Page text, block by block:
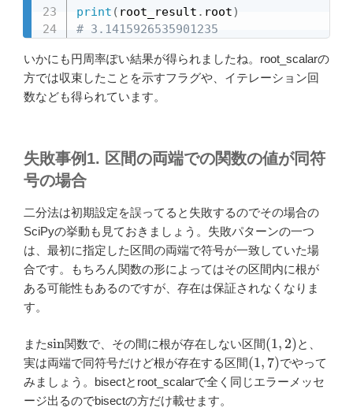
print ( root_result . root)
# 3.1415926535901235
いかにも円周率ぽい結果が得られましたね。root_scalarの
方では収束したことを示すフラグや、イテレーション回
数なども得られています。
失敗事例1. 区間の両端での関数の値が同符
号の場合
二分法は初期設定を誤ってると失敗するのでその場合の
SciPyの挙動も見ておきましょう。失敗パターンの一つ
は、最初に指定した区間の両端で符号が一致していた場
合です。もちろん関数の形によってはその区間内に根が
ある可能性もあるのですが、存在は保証されなくなりま
す。
また sin関数で、その間に根が存在しない区間 (1 2) と、
実は両端で同符号だけど根が存在する区間 (1 , 7) でやって
みましょう。bisectとroot_scalarで全く同じエラーメッセ
ージ出るのでbisectの方だけ載せます。